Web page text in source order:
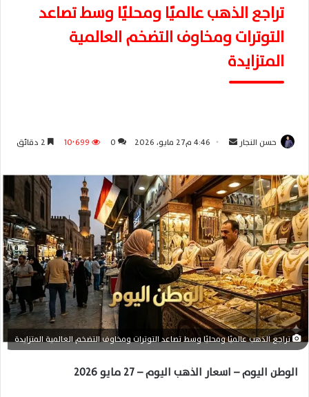
تراجع الذهب عالميًا ومحليًا وسط تصاعد
التوترات ومخاوف التضخم العالمية
المتزايدة
حسن النجار
س
ل
ب
ر
ي
د
ا
إ
ل
ك
ت
و
4:46 م27 مايو، 2026 0 10٬699
تراجع الذهب عالميًا ومحليًا وسط تصاعد التوترات ومخاوف التضخم العالمية المتزايدة
الوطن اليوم – اسعار الذهب اليوم – 27 مايو 2026